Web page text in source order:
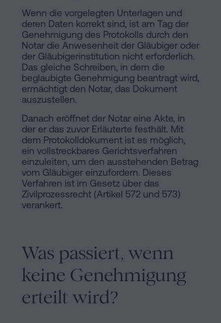
Wenn die vorgelegten Unterlagen und
deren Daten korrekt sind, ist am Tag der
Genehmigung des Protokolls durch den
Notar die Anwesenheit der Gläubiger oder
der Gläubigerinstitution nicht erforderlich.
Das gleiche Schreiben, in dem die
beglaubigte Genehmigung beantragt wird,
ermächtigt den Notar, das Dokument
auszustellen.
Danach eröffnet der Notar eine Akte, in
der er das zuvor Erläuterte festhält. Mit
dem Protokolldokument ist es möglich,
ein vollstreckbares Gerichtsverfahren
einzuleiten, um den ausstehenden Betrag
vom Gläubiger einzufordern. Dieses
Verfahren ist im Gesetz über das
Zivilprozessrecht (Artikel 572 und 573)
verankert.
Was passiert, wenn
keine Genehmigung
erteilt wird?